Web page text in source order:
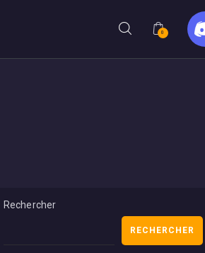
0
Rechercher
RECHERCHER